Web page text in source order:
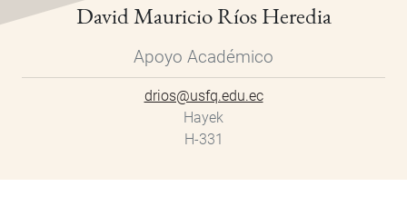
David Mauricio Ríos Heredia
Apoyo Académico
drios@usfq.edu.ec
Hayek
H-331